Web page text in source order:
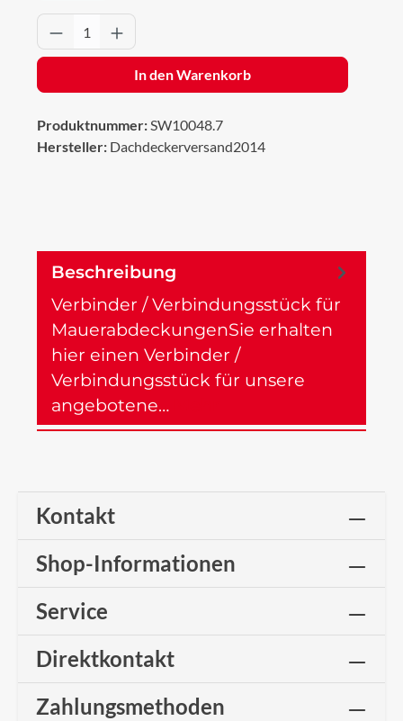
Produkt Anzahl: Gib den gewünschten
In den Warenkorb
Produktnummer:SW10048.7
Hersteller: Dachdeckerversand2014
Beschreibung
Verbinder / Verbindungsstück für
MauerabdeckungenSie erhalten
hier einen Verbinder /
Verbindungsstück für unsere
angebotene…
Kontakt
Shop-Informationen
Service
Direktkontakt
Zahlungsmethoden